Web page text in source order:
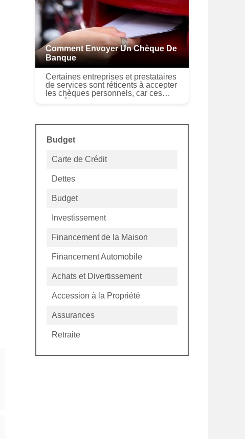
Comment Envoyer Un Chèque De
Banque
Certaines entreprises et prestataires
de services sont réticents à accepter
les chèques personnels, car ces
contrôles ne sont en aucun cas
Budget
Carte de Crédit
Dettes
Budget
Investissement
Financement de la Maison
Financement Automobile
Achats et Divertissement
Accession à la Propriété
Assurances
Retraite